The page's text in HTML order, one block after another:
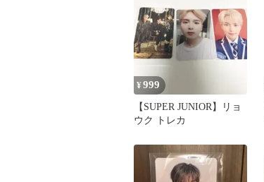
¥999
【SUPER JUNIOR】リョ
ウク トレカ